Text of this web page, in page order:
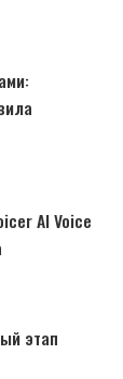
AI Voice
этап